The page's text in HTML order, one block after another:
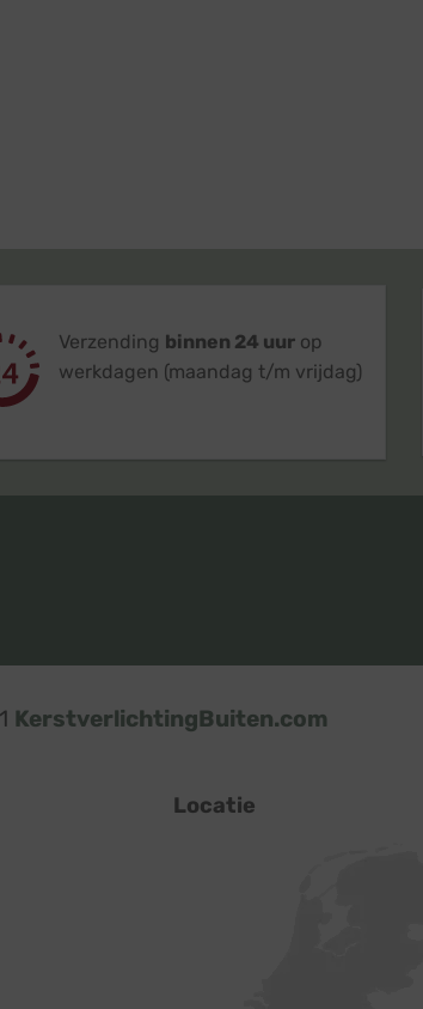
Verzending binnen 24 uurop
werkdagen (maandag t/m vrijdag)
KerstverlichtingBuiten.com
Locatie